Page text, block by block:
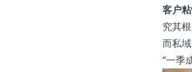
客户
究其
而私
“一季